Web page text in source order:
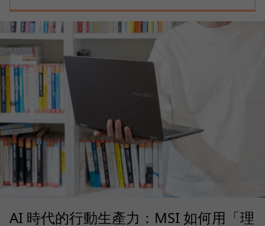
AI 時代的行動生產力：MSI 如何用「理